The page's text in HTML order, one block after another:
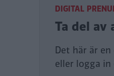
DIGITAL
Ta del
Det här är
eller logga